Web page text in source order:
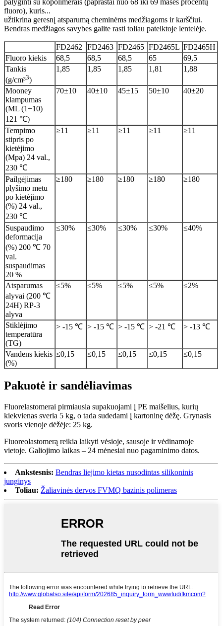
palyginti su kopolimerais (paprastai nuo 68 iki 69 masės procentų
fluoro), kuris...
užtikrina geresnį atsparumą cheminėms medžiagoms ir karščiui.
Bendras medžiagos savybes galite rasti toliau pateiktoje lentelėje.
FD2462 FD2463 FD2465 FD2465L FD2465H
Fluoro kiekis
68,5 68,5 68,5 65
69,5
Tankis
(g/cm³3)
1,85 1,85 1,85 1,81 1,88
Mooney
klampumas
(ML (1+10)
121 ℃)
70±10 40±10 45±15 50±10 40±20
Tempimo
stipris po
kietėjimo
(Mpa) 24 val.,
230 ℃
≥11 ≥11 ≥11 ≥11 ≥11
Pailgėjimas
plyšimo metu
po kietėjimo
(%) 24 val.,
230 ℃
≥180 ≥180 ≥180 ≥180 ≥180
Suspaudimo
deformacija
(%) 200 ℃ 70
val.
suspaudimas
20 %
≤30% ≤30% ≤30% ≤30% ≤40%
Atsparumas
alyvai (200 ℃
24H) RP-3
alyva
≤5% ≤5% ≤5% ≤5% ≤2%
Stiklėjimo
temperatūra
(TG)
> -15 ℃ > -15 ℃ > -15 ℃ > -21 ℃ > -13 ℃
Vandens kiekis
(%)
≤0,15 ≤0,15 ≤0,15 ≤0,15 ≤0,15
Pakuotė ir sandėliavimas
Fluorelastomerai pirmiausia supakuojami į PE maišelius, kurių
kiekvienas sveria 5 kg, o tada sudedami į kartoninę dėžę. Grynasis
svoris vienoje dėžėje: 25 kg.
Fluoreolastomerą reikia laikyti vėsioje, sausoje ir vėdinamoje
vietoje. Galiojimo laikas – 24 mėnesiai nuo pagaminimo datos.
Ankstesnis: Bendras liejimo kietas nusodintas silikoninis
junginys
Toliau: Žaliavinės dervos FVMQ bazinis polimeras